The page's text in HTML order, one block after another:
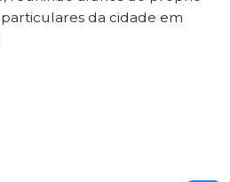
da cidade em